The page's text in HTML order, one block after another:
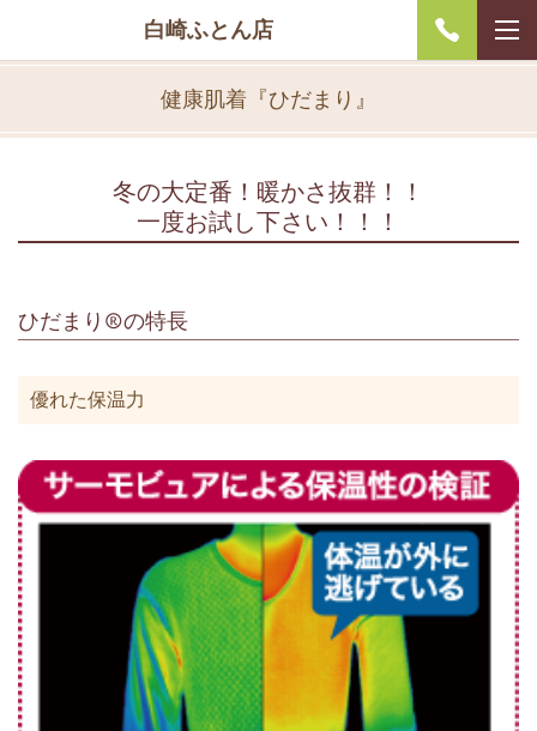
白崎ふとん店
健康肌着『ひだまり』
冬の大定番！暖かさ抜群！！
一度お試し下さい！！！
ひだまり®の特長
優れた保温力